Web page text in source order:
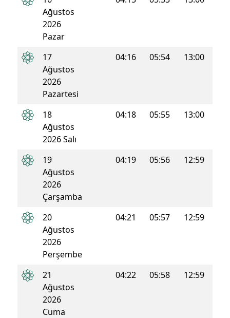
Ağustos
2026
Pazar
17
Ağustos
2026
Pazartesi
04:16 05:54 13:00
18
Ağustos
2026 Salı
04:18 05:55 13:00
19
Ağustos
2026
Çarşamba
04:19 05:56 12:59
20
Ağustos
2026
Perşembe
04:21 05:57 12:59
21
Ağustos
2026
Cuma
04:22 05:58 12:59